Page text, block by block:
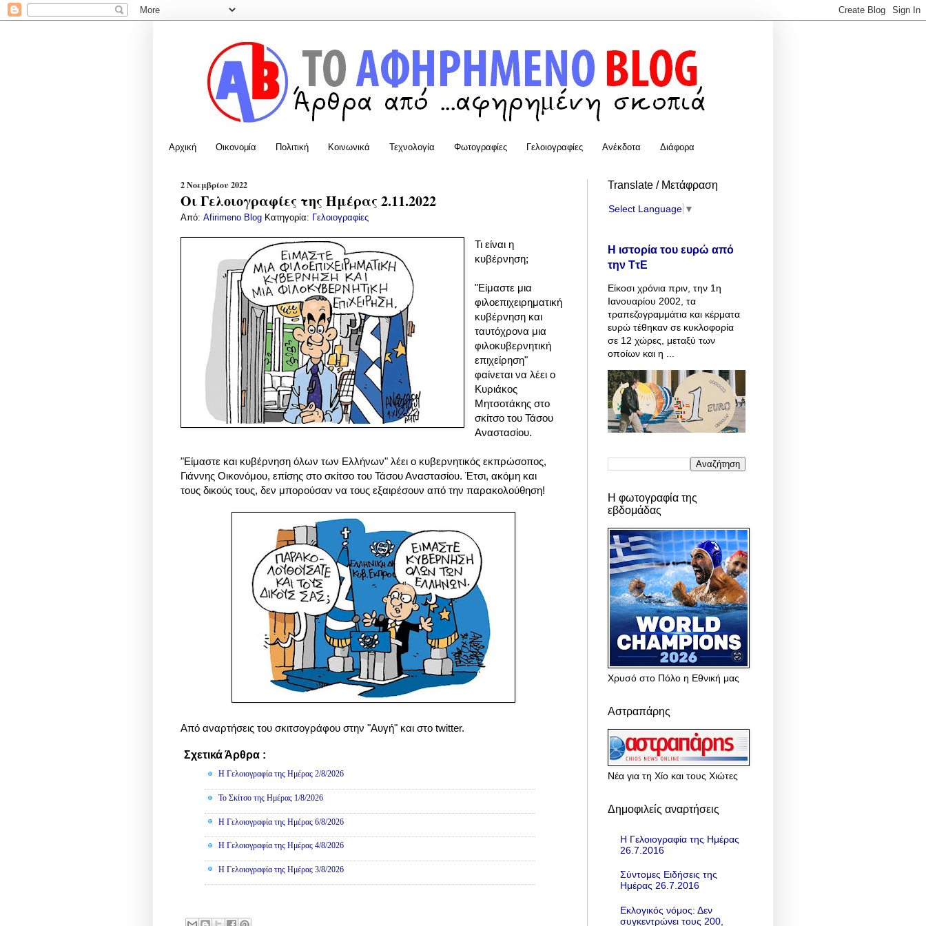
Αρχική Οικονομία Πολιτική Κοινωνικά Τεχνολογία Φωτογραφίες Γελοιογραφίες Ανέκδοτα Διάφορα
2 Νοεμβρίου 2022
Οι Γελοιογραφίες της Ημέρας 2.11.2022
Από: Afirimeno Blog Κατηγορία: Γελοιογραφίες
Τι είναι η
κυβέρνηση;
"Είμαστε μια
φιλοεπιχειρηματική
κυβέρνηση και
ταυτόχρονα μια
φιλοκυβερνητική
επιχείρηση"
φαίνεται να λέει ο
Κυριάκος
Μητσοτάκης στο
σκίτσο του Τάσου
Αναστασίου.
"Είμαστε και κυβέρνηση όλων των Ελλήνων" λέει ο κυβερνητικός εκπρώσοπος,
Γιάννης Οικονόμου, επίσης στο σκίτσο του Τάσου Αναστασίου. Έτσι, ακόμη και
τους δικούς τους, δεν μπορούσαν να τους εξαιρέσουν από την παρακολούθηση!
Από αναρτήσεις του σκιτσογράφου στην "Αυγή" και στο twitter.
Σχετικά Άρθρα :
Η Γελοιογραφία της Ημέρας 2/8/2026
Το Σκίτσο της Ημέρας 1/8/2026
Η Γελοιογραφία της Ημέρας 6/8/2026
Η Γελοιογραφία της Ημέρας 4/8/2026
Η Γελοιογραφία της Ημέρας 3/8/2026
Translate / Μετάφραση
Select Language ▼
Η ιστορία του ευρώ από
την ΤτΕ
Είκοσι χρόνια πριν, την 1η
Ιανουαρίου 2002, τα
τραπεζογραμμάτια και κέρματα
ευρώ τέθηκαν σε κυκλοφορία
σε 12 χώρες, μεταξύ των
οποίων και η ...
Η φωτογραφία της
εβδομάδας
Χρυσό στο Πόλο η Εθνική μας
Αστραπάρης
Νέα για τη Χίο και τους Χιώτες
Δημοφιλείς αναρτήσεις
Η Γελοιογραφία της Ημέρας
26.7.2016
Σύντομες Ειδήσεις της
Ημέρας 26.7.2016
Εκλογικός νόμος: Δεν
συγκεντρώνει τους 200,